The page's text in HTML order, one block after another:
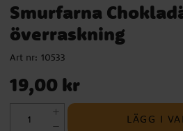
Smurfarna
överraskning
Art nr: 10533
Pris: 19,00 kr
19,00 kr
LÄGG I